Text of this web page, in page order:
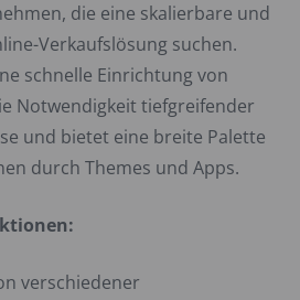
die eine skalierbare und
Verkaufslösung suchen.
schnelle Einrichtung von
Notwendigkeit tiefgreifender
und bietet eine breite Palette
durch Themes und Apps.
verschiedener